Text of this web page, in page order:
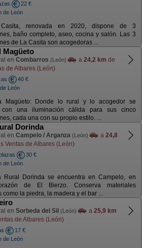
22 €
de León
renovada en 2020, dispone de 3
baño completo, aseo, cocina y salón. Las 3
de La Casita son acogedoras ...
Magüeto
en Combarros (León) a 24,2 km de
de Albares (León)
40 €
León
Magüeto: Donde lo rural y lo acogedor se
con una iluminación cálida para sus cinco
cada una con su propio estilo. ...
Dorinda
en Campelo / Arganza (León) a 24,8
Ventas de Albares (León)
30 €
de León
Rural Dorinda se encuentra en Campelo, en
de El Bierzo. Conserva materiales
como la piedra, la madera y el bar ...
en Sorbeda del Sil (León) a 25,9 km
de Albares (León)
17 €
de León